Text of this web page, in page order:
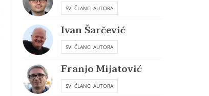
SVI ČLANCI AUTORA
Ivan Šarčević
SVI ČLANCI AUTORA
Franjo Mijatović
SVI ČLANCI AUTORA